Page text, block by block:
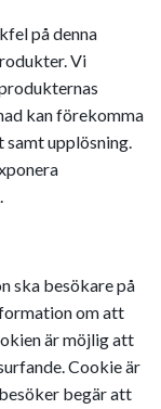
på denna
Vi
kan förekomma
upplösning.
ska besökare på
om att
är möjlig att
Cookie är
begär att